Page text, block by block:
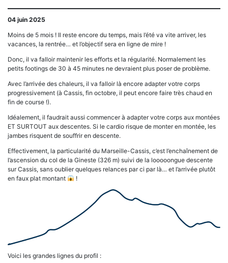
04 juin 2025
Moins de 5 mois ! Il reste encore du temps, mais l’été va vite arriver, les
vacances, la rentrée… et l’objectif sera en ligne de mire !
Donc, il va falloir maintenir les efforts et la régularité. Normalement les
petits footings de 30 à 45 minutes ne devraient plus poser de problème.
Avec l’arrivée des chaleurs, il va falloir là encore adapter votre corps
progressivement (à Cassis, fin octobre, il peut encore faire très chaud en
fin de course !).
Idéalement, il faudrait aussi commencer à adapter votre corps aux montées
ET SURTOUT aux descentes. Si le cardio risque de monter en montée, les
jambes risquent de souffrir en descente.
Effectivement, la particularité du Marseille-Cassis, c’est l’enchaînement de
l’ascension du col de la Gineste (326 m) suivi de la looooongue descente
sur Cassis, sans oublier quelques relances par ci par là… et l’arrivée plutôt
en faux plat montant
!
Voici les grandes lignes du profil :